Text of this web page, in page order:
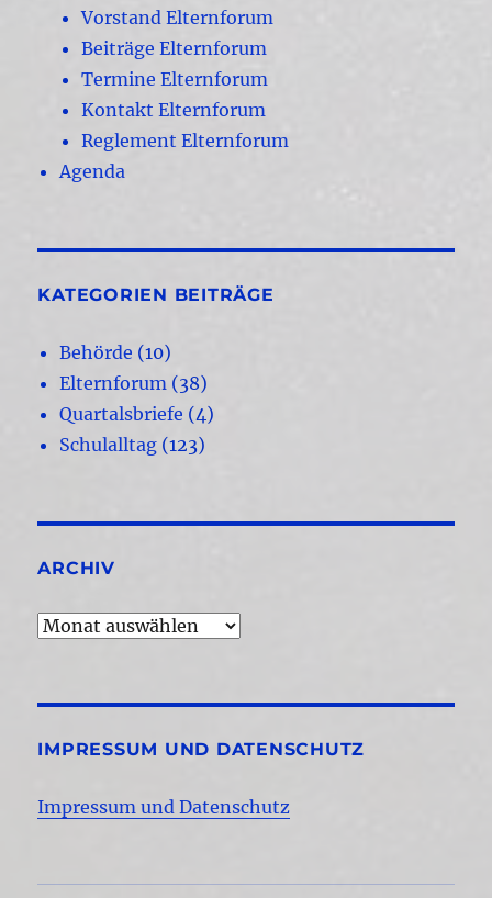
Vorstand Elternforum
Beiträge Elternforum
Termine Elternforum
Kontakt Elternforum
Reglement Elternforum
Agenda
KATEGORIEN BEITRÄGE
Behörde (10)
Elternforum (38)
Quartalsbriefe (4)
Schulalltag (123)
ARCHIV
Archiv
IMPRESSUM UND DATENSCHUTZ
Impressum und Datenschutz